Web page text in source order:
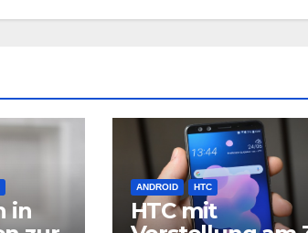
in
ANDROID HTC
HTC mit